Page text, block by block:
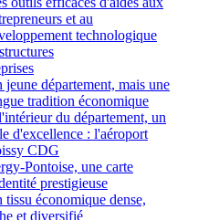
et au
technologique
jeune département, mais une
tradition économique
du département, un
d'excellence : l'aéroport
CDG
Pontoise, une carte
prestigieuse
tissu économique dense,
et diversifié